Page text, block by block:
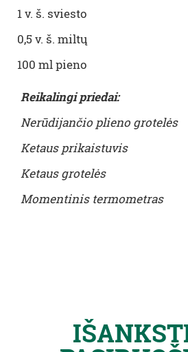
1 v. š. sviesto
0,5 v. š. miltų
100 ml pieno
Reikalingi priedai:
Nerūdijančio plieno grotelės
Ketaus prikaistuvis
Ketaus grotelės
Momentinis termometras